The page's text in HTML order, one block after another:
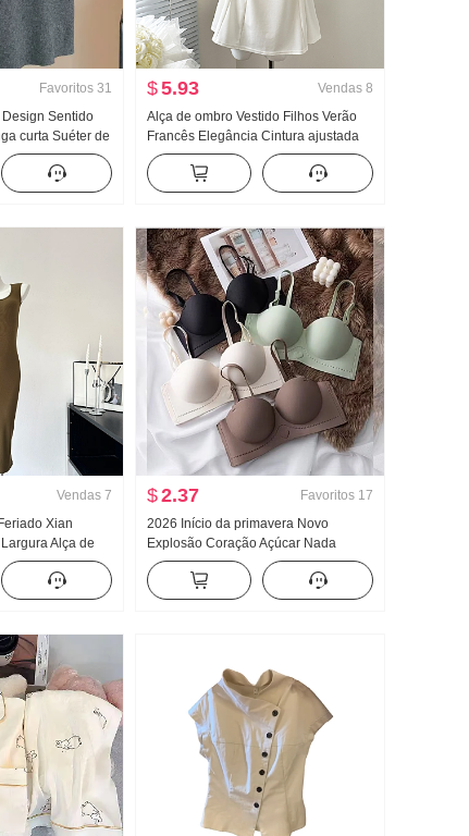
Favoritos 31
Sentido
curta Suéter de
2024 Novo
Efeito
$5.93 Vendas 8
Alça de ombro Vestido Filhos Verão
Francês Elegância Cintura ajustada
Efeito emagrecedor Saia regata Saia
curta
Vendas 7
Xian
Alça de
feminino
longo
$2.37 Favoritos 17
2026 Início da primavera Novo
Explosão Coração Açúcar Nada
Marcas Dentro Faixa de roupa Peito
Almofadas Efeito emagrecedor
Coletes feminino